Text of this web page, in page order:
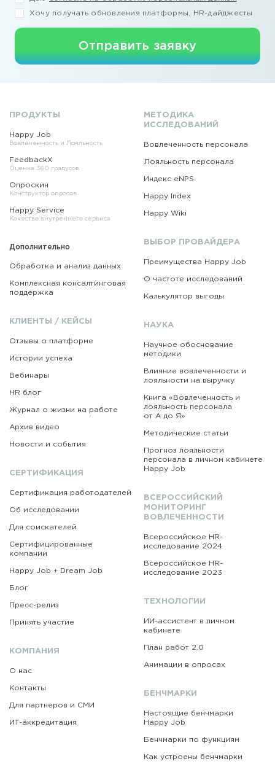
Хочу получать обновления платформы, HR-дайджесты
Отправить заявку
ПРОДУКТЫ
Happy Job
Вовлеченность и Лояльность
FeedbackX
Оценка 360 градусов
Опроскин
Конструктор опросов
Happy Service
Качество внутреннего сервиса
Дополнительно
Обработка и анализ данных
Комплексная консалтинговая
поддержка
КЛИЕНТЫ / КЕЙСЫ
Отзывы о платформе
Истории успеха
Вебинары
HR блог
Журнал о жизни на работе
Архив видео
Новости и события
СЕРТИФИКАЦИЯ
Сертификация работодателей
Об исследовании
Для соискателей
Сертифицированные
компании
Happy Job + Dream Job
Блог
Пресс-релиз
Принять участие
КОМПАНИЯ
О нас
Контакты
Для партнеров и СМИ
ИТ-аккредитация
МЕТОДИКА
ИССЛЕДОВАНИЙ
Вовлеченность персонала
Лояльность персонала
Индекс eNPS
Happy Index
Happy Wiki
ВЫБОР ПРОВАЙДЕРА
Преимущества Happy Job
О частоте исследований
Калькулятор выгоды
НАУКА
Научное обоснование
методики
Влияние вовлеченности и
лояльности на выручку
Книга «Вовлеченность и
лояльность персонала
от А до Я»
Методические статьи
Прогноз лояльности
персонала в личном кабинете
Happy Job
ВСЕРОССИЙСКИЙ
МОНИТОРИНГ
ВОВЛЕЧЕННОСТИ
Всероссийское HR-
исследование 2024
Всероссийское HR-
исследование 2023
ТЕХНОЛОГИИ
ИИ-ассистент в личном
кабинете
План работ 2.0
Анимации в опросах
БЕНЧМАРКИ
Настоящие бенчмарки
Happy Job
Бенчмарки по функциям
Как устроены бенчмарки